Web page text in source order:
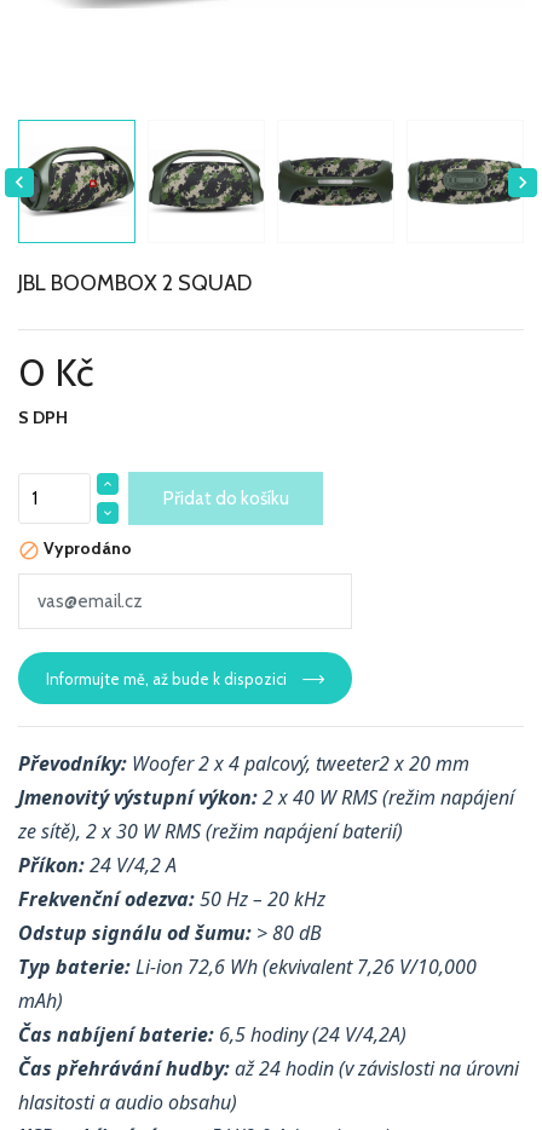
 
JBL BOOMBOX 2 SQUAD
0 Kč
S DPH
Přidat do košíku
 Vyprodáno
Informujte mě, až bude k dispozici
Převodníky: Woofer 2 x 4 palcový, tweeter2 x 20 mm
Jmenovitý výstupní výkon:2 x 40 W RMS (režim napájení
ze sítě), 2 x 30 W RMS (režim napájení baterií)
Příkon:24 V/4,2 A
Frekvenční odezva:50 Hz – 20 kHz
Odstup signálu od šumu: > 80 dB
Typ baterie:Li-ion 72,6 Wh (ekvivalent 7,26 V/10,000
mAh)
Čas nabíjení baterie: 6,5 hodiny (24 V/4,2A)
Čas přehrávání hudby:až 24 hodin (v závislosti na úrovni
hlasitosti a audio obsahu)